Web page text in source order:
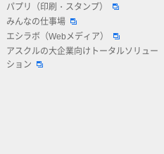
パプリ（印刷・スタンプ）
みんなの仕事場
エシラボ（Webメディア）
アスクルの大企業向けトータルソリュー
ション